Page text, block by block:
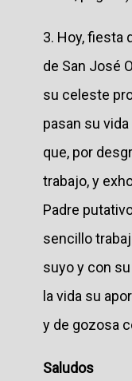
3. Hoy, fiesta
de San José
su celeste
pasan su
que, por
trabajo, y
Padre
sencillo
suyo y con
la vida su
y de gozosa
Saludos